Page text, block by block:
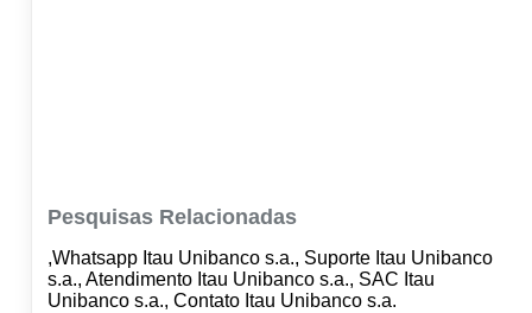
Pesquisas Relacionadas
,Whatsapp Itau Unibanco s.a., Suporte Itau Unibanco
s.a., Atendimento Itau Unibanco s.a., SAC Itau
Unibanco s.a., Contato Itau Unibanco s.a.